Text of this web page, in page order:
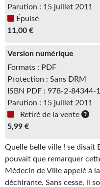
Nouvelles
Bifrost
Livres audio
Gratuit
Sans DRM
BIFROST
En numérique
S'abonner
Parution : 15 juillet 2011
Épuisé
11,00 €
Version numérique
Formats : PDF
Protection : Sans DRM
ISBN PDF : 978-2-84344-
Parution : 15 juillet 2011
Retiré de la vente
5,99 €
Quelle belle ville ! se disait
pouvait que remarquer
Médecin de Ville appelé à
déchirante. Sans cesse, il